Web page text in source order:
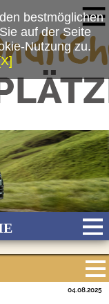
04.08.2025
bestmöglichen
auf der Seite
Nutzung zu.